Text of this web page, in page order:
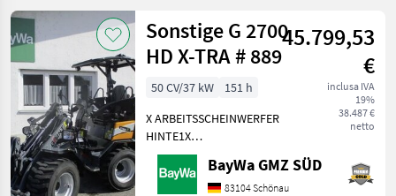
Mostra
28
MARKETPLACE
Marketplace
Offerte dei
rivenditori
Annunci
Sonstige G 2700
HD X-TRA # 889
45.799,53
€
inclusa IVA
19%
38.487 €
netto
50 CV/37 kW
151 h
X ARBEITSSCHEINWERFER
HINTE1X
ARBEITSSCHEINWERFER
VORNE1X
HECKGEWICHTSPLATTE 62
BayWa GMZ SÜD
83104 Schönau